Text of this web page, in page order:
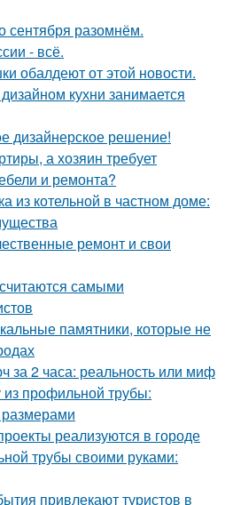
сентября разомнём.
- всё.
обалдеют от этой новости.
кухни занимается
дизайнерское решение!
а хозяин требует
и ремонта?
из котельной в частном доме:
ремонт и свои
самыми
памятники, которые не
за 2 часа: реальность или миф
из профильной трубы:
реализуются в городе
трубы своими руками:
привлекают туристов в